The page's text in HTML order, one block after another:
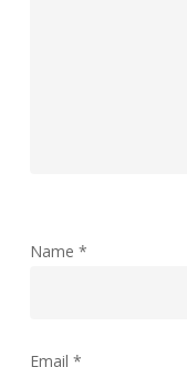
Name *
Email *